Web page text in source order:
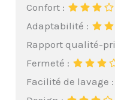
Confort :
Adaptabilité :
Rapport qualité-
Fermeté :
Facilité de lavage :